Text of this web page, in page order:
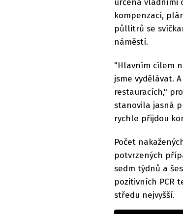
kompenzací,
půllitrů se
náměstí.
"Hlavním cílem
jsme vydělávat.
restauracích,"
stanovila jasná
rychle přijdou
Počet
potvrzených
sedm týdnů a
pozitivních PCR
středu nejvyšší.